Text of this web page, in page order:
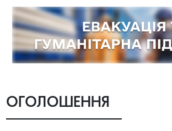
ОГОЛОШЕННЯ